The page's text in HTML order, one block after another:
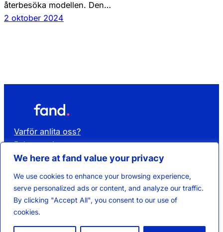
We here at fand value your privacy
We use cookies to enhance your browsing experience,
serve personalized ads or content, and analyze our traffic.
By clicking "Accept All", you consent to our use of
cookies.
återbesöka modellen. Den…
2 oktober 2024
Varför anlita oss?
Rekrytera kompetens
Hyr kompetens
Kontakta oss
Om Fand